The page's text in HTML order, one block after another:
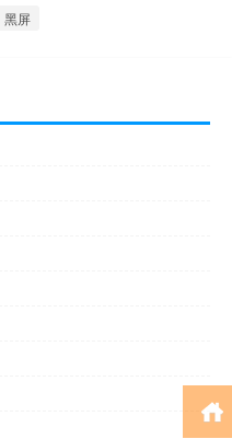
黑屏